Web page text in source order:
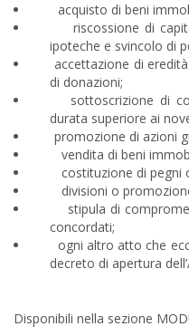
acquisto di beni
riscossione di
ipoteche e svincolo di
accettazione di
di donazioni;
sottoscrizione di
durata superiore ai
promozione di azioni
vendita di beni
costituzione di pegni
divisioni o
stipula di
concordati;
ogni altro atto che
decreto di apertura
Disponibili nella sezione